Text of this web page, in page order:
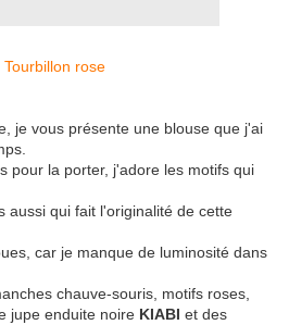
je vous présente une blouse que j'ai
pour la porter, j'adore les motifs qui
aussi qui fait l'originalité de cette
car je manque de luminosité dans
chauve-souris, motifs roses,
jupe enduite noire KIABI et des